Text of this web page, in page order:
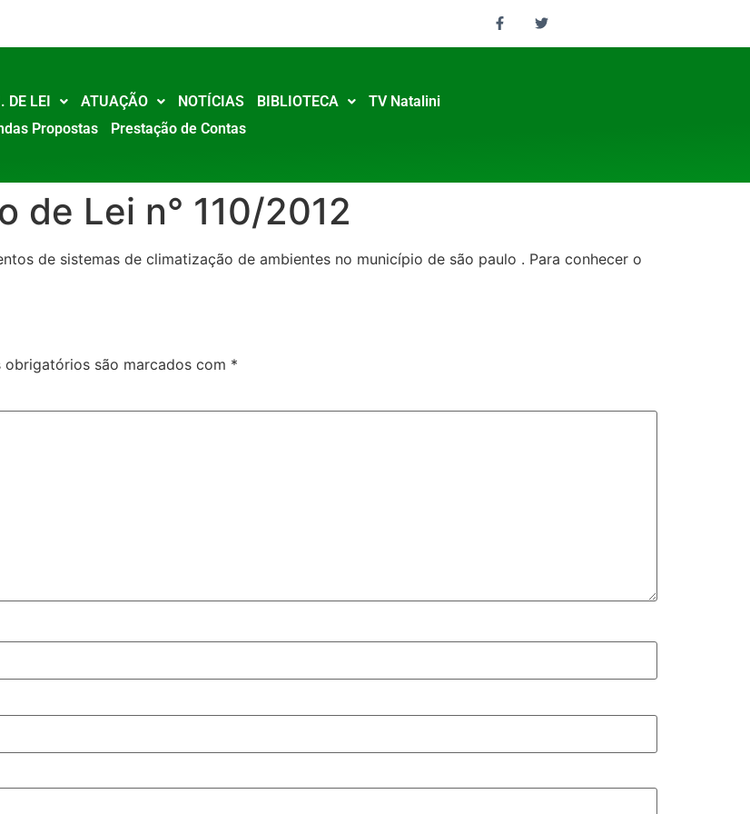
DE LEI ATUAÇÃO NOTÍCIAS BIBLIOTECA
TV Natalini
Propostas Prestação de Contas
de Lei n° 110/2012
de sistemas de climatização de ambientes no município de são paulo . Para conhecer o
obrigatórios são marcados com *